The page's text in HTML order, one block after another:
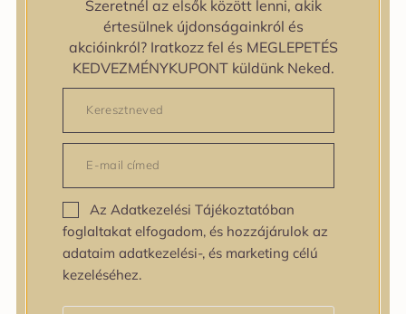
Egyenetlen bőrtextúra
Egyenetlen tónus
Érett bőr
Érzékeny bőr
Fakóság
Feszességvesztés
Pigmentfoltok
Problémás bőr
Ráncok
Sérült barrier
Tág pórusok
Speciális bőrápolás
Tini bőrápolás
Szeretnél az elsők között lenni, akik
értesülnek újdonságainkról és
akcióinkról? Iratkozz fel és MEGLEPETÉS
KEDVEZMÉNYKUPONT küldünk Neked.
Az Adatkezelési Tájékoztatóban
foglaltakat elfogadom, és hozzájárulok az
adataim adatkezelési-, és marketing célú
kezeléséhez.